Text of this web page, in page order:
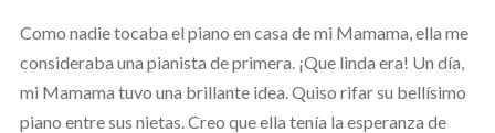
Como nadie tocaba el piano en casa de mi Mamama, ella me
consideraba una pianista de primera. ¡Que linda era! Un día,
mi Mamama tuvo una brillante idea. Quiso rifar su bellísimo
piano entre sus nietas. Creo que ella tenía la esperanza de